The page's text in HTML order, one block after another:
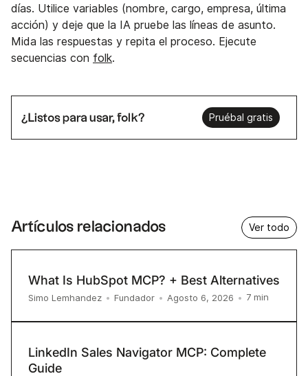
días. Utilice variables (nombre, cargo, empresa, última
acción) y deje que la IA pruebe las líneas de asunto.
Mida las respuestas y repita el proceso. Ejecute
secuencias con folk.
¿Listos para usar, folk? Pruébal gratis
Artículos relacionados Ver todo
What Is HubSpot MCP? + Best Alternatives
Simo Lemhandez • Fundador • Agosto 6, 2026 • 7 min
LinkedIn Sales Navigator MCP: Complete
Guide